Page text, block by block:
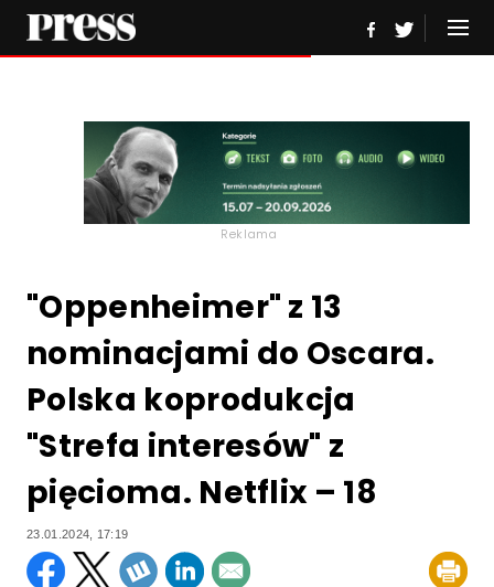
Reklama
"Oppenheimer" z 13
nominacjami do Oscara.
Polska koprodukcja
"Strefa interesów" z
pięcioma. Netflix – 18
23.01.2024, 17:19